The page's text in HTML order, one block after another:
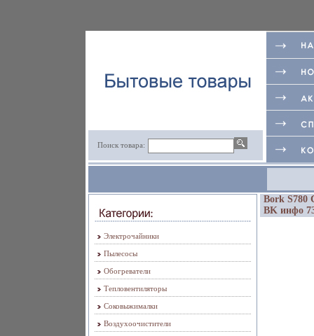
Поиск товара:
Электрочайники
Пылесосы
Обогреватели
Тепловентиляторы
Соковыжималки
Воздухоочистители
Bork S780
BK инфо